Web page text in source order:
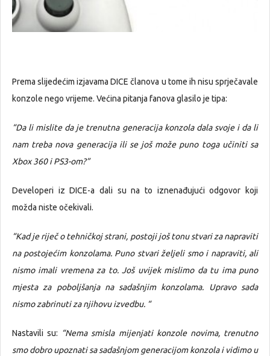
Prema slijedećim izjavama DICE članova u tome ih nisu sprječavale
konzole nego vrijeme. Većina pitanja fanova glasilo je tipa:
“Da li mislite da je trenutna generacija konzola dala svoje i da li
nam treba nova generacija ili se još može puno toga učiniti sa
Xbox 360 i PS3-om?”
Developeri iz DICE-a dali su na to iznenađujući odgovor koji
možda niste očekivali.
“Kad je riječ o tehničkoj strani, postoji još tonu stvari za napraviti
na postojećim konzolama. Puno stvari željeli smo i napraviti, ali
nismo imali vremena za to. Još uvijek mislimo da tu ima puno
mjesta za poboljšanja na sadašnjim konzolama. Upravo sada
nismo zabrinuti za njihovu izvedbu. “
Nastavili su: “Nema smisla mijenjati konzole novima, trenutno
smo dobro upoznati sa sadašnjom generacijom konzola i vidimo u